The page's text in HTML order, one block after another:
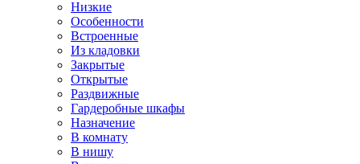
Низкие
Особенности
Встроенные
Из кладовки
Закрытые
Открытые
Раздвижные
Гардеробные шкафы
Назначение
В комнату
В нишу